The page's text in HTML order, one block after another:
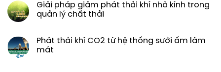
Giải pháp giảm phát thải khí nhà kính trong
quản lý chất thải
Phát thải khí CO2 từ hệ thống sưởi ấm làm
mát